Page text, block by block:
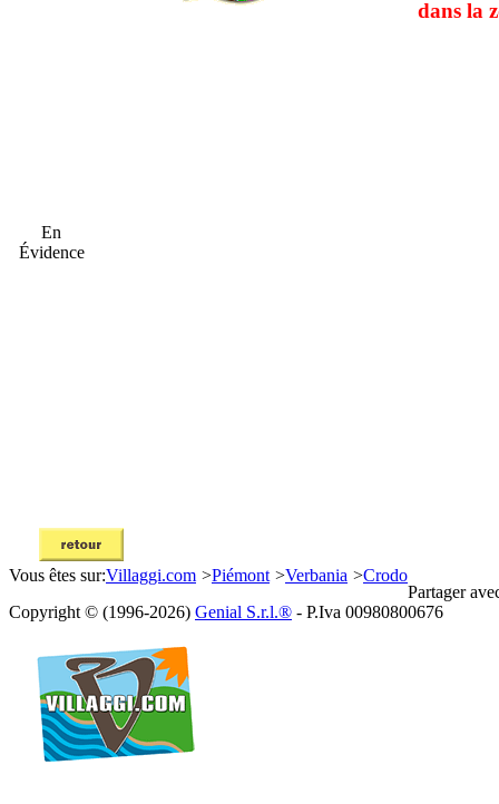
En
Évidence
dans la
Vous êtes sur:Villaggi.com >Piémont >Verbania >Crodo
Partager
Copyright © (1996-2026) Genial S.r.l.® - P.Iva 00980800676